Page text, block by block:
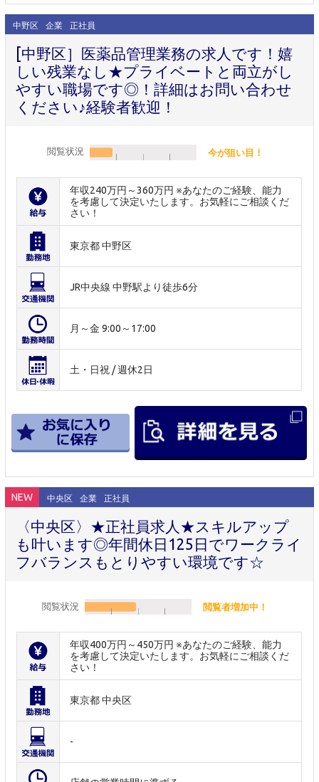
中野区 企業 正社員
[中野区］医薬品管理業務の求人です！嬉
しい残業なし★プライベートと両立がし
やすい職場です◎！詳細はお問い合わせ
ください♪経験者歓迎！
閲覧状況 今が狙い目！
年収240万円～360万円 ※あなたのご経験、能力
を考慮して決定いたします。お気軽にご相談くだ
さい！
東京都 中野区
JR中央線 中野駅より徒歩6分
月～金 9:00～17:00
土・日祝 / 週休2日
NEW 中央区 企業 正社員
〈中央区〉★正社員求人★スキルアップ
も叶います◎年間休日125日でワークライ
フバランスもとりやすい環境です☆
閲覧状況 閲覧者増加中！
年収400万円～450万円 ※あなたのご経験、能力
を考慮して決定いたします。お気軽にご相談くだ
さい！
東京都 中央区
-